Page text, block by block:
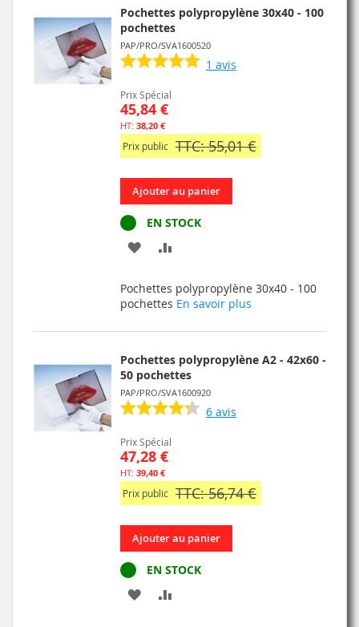
D’ENVIE
Pochettes polypropylène 30x40 - 100
pochettes
PAP/PRO/SVA1600520
1 avis
Prix Spécial
45,84 €
38,20 €
Prix public TTC: 55,01 €
Ajouter au panier
EN STOCK
AJOUTER
MA
LISTE
D’ENVIE
COMPARATEUR
Pochettes polypropylène 30x40 - 100
pochettes En savoir plus
Pochettes polypropylène A2 - 42x60 -
50 pochettes
PAP/PRO/SVA1600920
6 avis
Prix Spécial
47,28 €
39,40 €
Prix public TTC: 56,74 €
Ajouter au panier
EN STOCK
AJOUTER